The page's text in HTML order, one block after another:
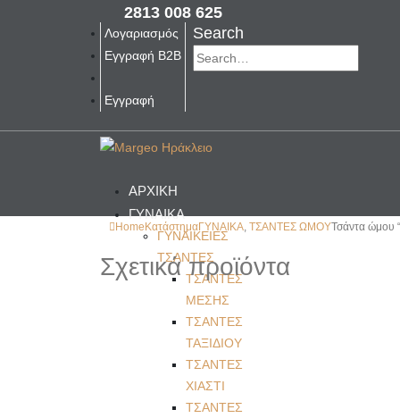
2813 008 625
Λογαριασμός
Εγγραφή B2B
Εγγραφή
Search
ΑΡΧΙΚΗ
ΓΥΝΑΙΚΑ
ΓΥΝΑΙΚΕΙΕΣ
ΤΣΑΝΤΕΣ
ΤΣΑΝΤΕΣ
ΜΕΣΗΣ
ΤΣΑΝΤΕΣ
ΤΑΞΙΔΙΟΥ
ΤΣΑΝΤΕΣ
ΧΙΑΣΤΙ
ΤΣΑΝΤΕΣ
Home ΚατάστημαΓΥΝΑΙΚΑ, ΤΣΑΝΤΕΣ ΩΜΟΥΤσάντα ώμου
Σχετικά προϊόντα